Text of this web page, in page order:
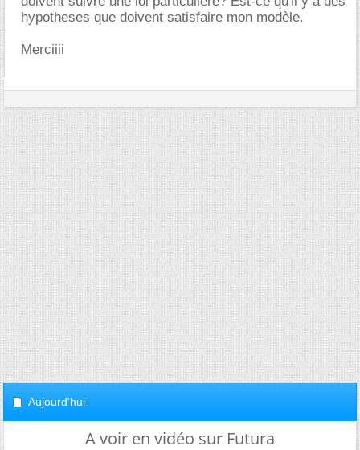
hypotheses que doivent satisfaire mon modèle.
Merciiii
Aujourd'hui
A voir en vidéo sur Futura